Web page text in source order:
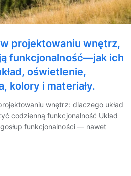
projektowaniu wnętrz,
funkcjonalność—jak ich
oświetlenie,
kolory i materiały.
wnętrz: dlaczego układ
codzienną funkcjonalność Układ
funkcjonalności — nawet